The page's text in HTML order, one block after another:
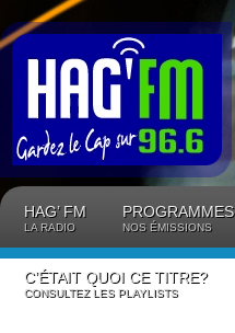
HAG’ FM
LA RADIO
PROGRAMMES
NOS ÉMISSIONS
C’ÉTAIT QUOI CE TITRE?
CONSULTEZ LES PLAYLISTS
Panneau de gestion des cookies